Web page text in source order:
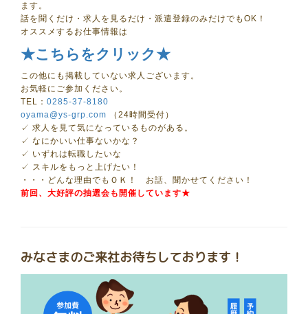
ます。
話を聞くだけ・求人を見るだけ・派遣登録のみだけでもOK！
オススメするお仕事情報は
★こちらをクリック★
この他にも掲載していない求人ございます。
お気軽にご参加ください。
TEL： 0285-37-8180
oyama@ys-grp.com （24時間受付）
✓ 求人を見て気になっているものがある。
✓ なにかいい仕事ないかな？
✓ いずれは転職したいな
✓ スキルをもっと上げたい！
・・・どんな理由でもＯＫ！ お話、聞かせてください！
前回、大好評の抽選会も開催しています★
みなさまのご来社お待ちしております！